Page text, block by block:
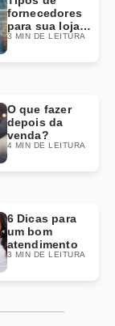
fornecedores
para sua loja
Dropshipping
3 MIN DE LEITURA
O que fazer
depois da
venda?
4 MIN DE LEITURA
6 Dicas para
um bom
atendimento
3 MIN DE LEITURA